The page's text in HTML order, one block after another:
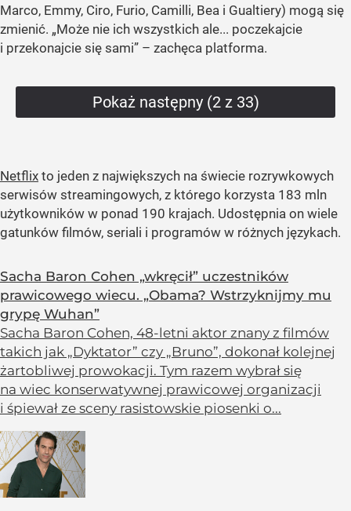
Marco, Emmy, Ciro, Furio, Camilli, Bea i Gualtiery) mogą się
zmienić. „Może nie ich wszystkich ale... poczekajcie
i przekonajcie się sami” – zachęca platforma.
Pokaż następny (2 z 33)
Netflix to jeden z największych na świecie rozrywkowych
serwisów streamingowych, z którego korzysta 183 mln
użytkowników w ponad 190 krajach. Udostępnia on wiele
gatunków filmów, seriali i programów w różnych językach.
Sacha Baron Cohen „wkręcił” uczestników
prawicowego wiecu. „Obama? Wstrzyknijmy mu
grypę Wuhan”
Sacha Baron Cohen, 48-letni aktor znany z filmów
takich jak „Dyktator” czy „Bruno”, dokonał kolejnej
żartobliwej prowokacji. Tym razem wybrał się
na wiec konserwatywnej prawicowej organizacji
i śpiewał ze sceny rasistowskie piosenki o...